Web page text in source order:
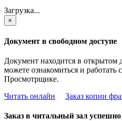
Загрузка...
×
Документ в свободном доступе
Документ находится в
можете ознакомиться и
Просмотрщике.
Читать онлайн
Заказ копии
Заказ в читальный зал